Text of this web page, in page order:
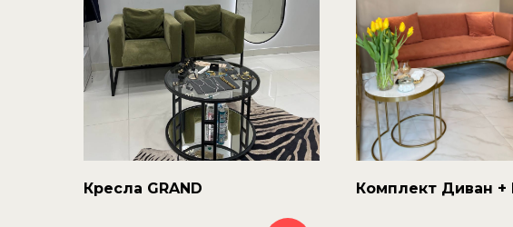
Кресла GRAND Комплект Диван +